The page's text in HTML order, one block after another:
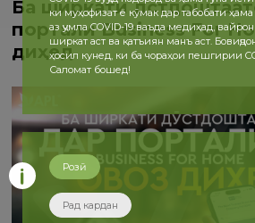
Ба ширкати
портали Business For
диҳед
ки муҳофизат ё кӯмак дар табобати
аз ҷумла COVID-19 ваъда медиҳад,
ширкат аст ва қатъиян манъ аст.
ҳосил кунед, ки ба чораҳои пешгирии
Саломат бошед!
Розӣ
Рад кардан